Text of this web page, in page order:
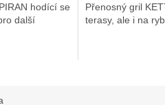
hodící se
další
z
5
Přenosný gril
terasy, ale i na